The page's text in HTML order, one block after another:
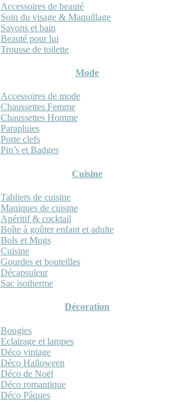
Accessoires de beauté
Soin du visage & Maquillage
Savons et bain
Beauté pour lui
Trousse de toilette
Mode
Accessoires de mode
Chaussettes Femme
Chaussettes Homme
Parapluies
Porte clefs
Pin’s et Badges
Cuisine
Tabliers de cuisine
Maniques de cuisine
Apéritif & cocktail
Boîte à goûter enfant et adulte
Bols et Mugs
Cuisine
Gourdes et bouteilles
Décapsuleur
Sac isotherme
Décoration
Bougies
Eclairage et lampes
Déco vintage
Déco Halloween
Déco de Noël
Déco romantique
Déco Pâques